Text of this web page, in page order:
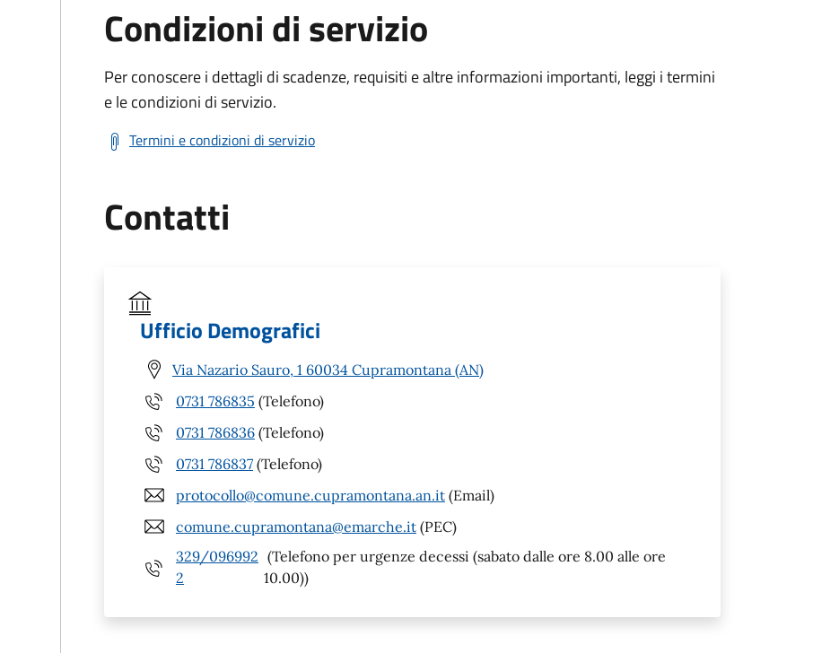
Condizioni di servizio
Per conoscere i dettagli di scadenze, requisiti e altre informazioni importanti, leggi i termini
e le condizioni di servizio.
Termini e condizioni di servizio
Contatti
Ufficio Demografici
Via Nazario Sauro, 1 60034 Cupramontana (AN)
0731 786835 (Telefono)
0731 786836 (Telefono)
0731 786837 (Telefono)
protocollo@comune.cupramontana.an.it (Email)
comune.cupramontana@emarche.it (PEC)
329/096992
2
(Telefono per urgenze decessi (sabato dalle ore 8.00 alle ore
10.00))